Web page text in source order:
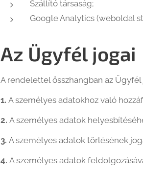
Szállító társaság;
Google Analytics (weboldal
Az Ügyfél jogai
A rendelettel összhangban az Ügyfél
1. A személyes adatokhoz való
2. A személyes adatok
3. A személyes adatok törlésének
4. A személyes adatok